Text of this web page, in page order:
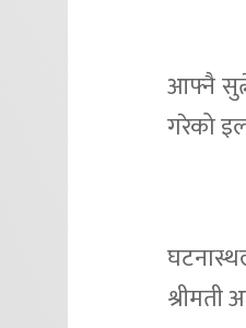
आफ्नै
गरेको